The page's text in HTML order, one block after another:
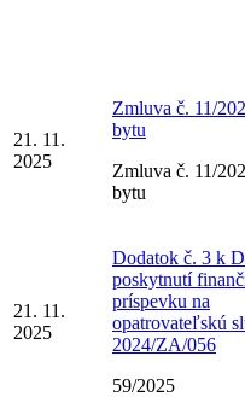
21. 11.
2025
Zmluva č. 11/
bytu
Zmluva č. 11/
bytu
21. 11.
2025
Dodatok č. 3 k
poskytnutí
príspevku na
opatrovateľskú
2024/ZA/056
59/2025